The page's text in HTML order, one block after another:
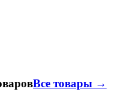
Все товары →